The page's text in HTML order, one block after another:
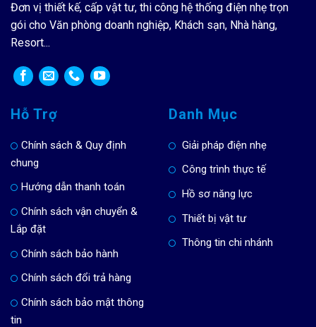
Đơn vị thiết kế, cấp vật tư, thi công hệ thống điện nhẹ trọn
gói cho Văn phòng doanh nghiệp, Khách sạn, Nhà hàng,
Resort...
Hỗ Trợ
Chính sách & Quy định
chung
Hướng dẫn thanh toán
Chính sách vận chuyển &
Lắp đặt
Chính sách bảo hành
Chính sách đổi trả hàng
Chính sách bảo mật thông
tin
Danh Mục
Giải pháp điện nhẹ
Công trình thực tế
Hồ sơ năng lực
Thiết bị vật tư
Thông tin chi nhánh